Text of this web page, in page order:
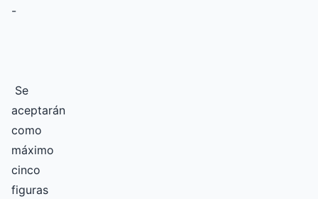
-
Se
aceptarán
como
máximo
cinco
figuras